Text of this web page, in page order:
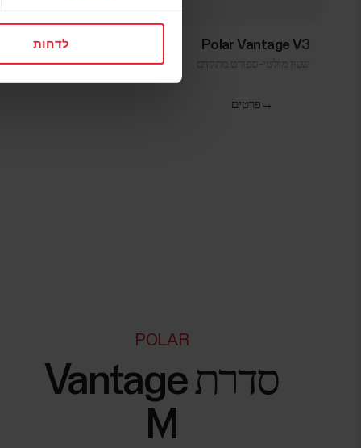
לדחות Polar Vantage V3
→ פרטים
POLAR
סדרת Vantage
M